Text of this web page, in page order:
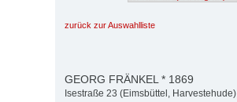
zurück zur Auswahlliste
GEORG FRÄNKEL * 1869
Isestraße 23 (Eimsbüttel, Harvestehude)